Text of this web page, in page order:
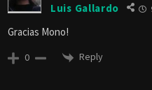
Luis Gallardo
Gracias Mono!
0 Reply